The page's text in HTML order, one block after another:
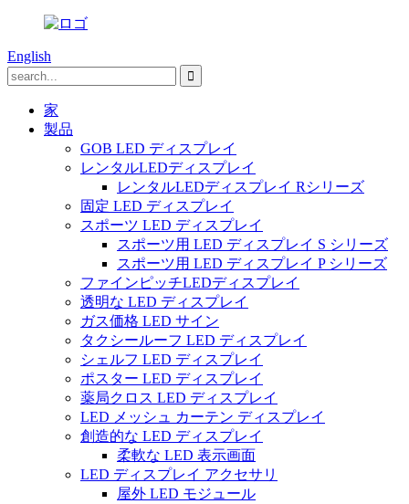
English
家
製品
GOB LED ディスプレイ
レンタルLEDディスプレイ
レンタルLEDディスプレイ Rシリーズ
固定 LED ディスプレイ
スポーツ LED ディスプレイ
スポーツ用 LED ディスプレイ S シリーズ
スポーツ用 LED ディスプレイ P シリーズ
ファインピッチLEDディスプレイ
透明な LED ディスプレイ
ガス価格 LED サイン
タクシールーフ LED ディスプレイ
シェルフ LED ディスプレイ
ポスター LED ディスプレイ
薬局クロス LED ディスプレイ
LED メッシュ カーテン ディスプレイ
創造的な LED ディスプレイ
柔軟な LED 表示画面
LED ディスプレイ アクセサリ
屋外 LED モジュール